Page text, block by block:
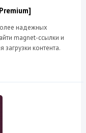
надежных
magnet-ссылки и
контента.